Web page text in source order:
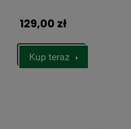
129,00 zł
Kup teraz